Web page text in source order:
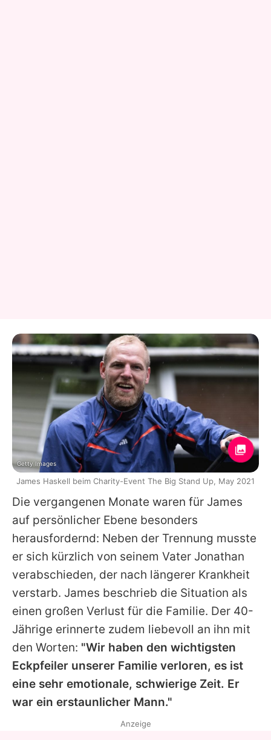
Die vergangenen Monate waren für James
auf persönlicher Ebene besonders
herausfordernd: Neben der Trennung musste
er sich kürzlich von seinem Vater Jonathan
verabschieden, der nach längerer Krankheit
verstarb. James beschrieb die Situation als
einen großen Verlust für die Familie. Der 40-
Jährige erinnerte zudem liebevoll an ihn mit
den Worten: "Wir haben den wichtigsten
Eckpfeiler unserer Familie verloren, es ist
eine sehr emotionale, schwierige Zeit. Er
war ein erstaunlicher Mann."
Getty Images
James Haskell beim Charity-Event The Big Stand Up, May 2021
Anzeige